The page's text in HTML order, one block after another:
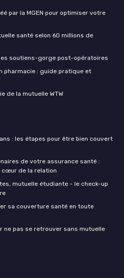
par la MGEN pour optimiser votre
santé selon 60 millions de
soutiens-gorge post-opératoires
pharmacie : guide pratique et
de la mutuelle WTW
: les étapes pour être bien couvert
de votre assurance santé :
de la relation
mutuelle étudiante - le check-up
sa couverture santé en toute
ne pas se retrouver sans mutuelle